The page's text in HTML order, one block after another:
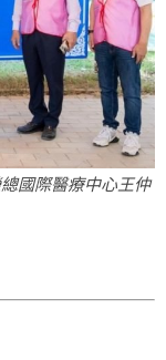
國際醫療中心王仲